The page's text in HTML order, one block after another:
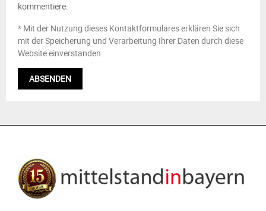
kommentiere.
* Mit der Nutzung dieses Kontaktformulares erklären Sie sich
mit der Speicherung und Verarbeitung Ihrer Daten durch diese
Website einverstanden.